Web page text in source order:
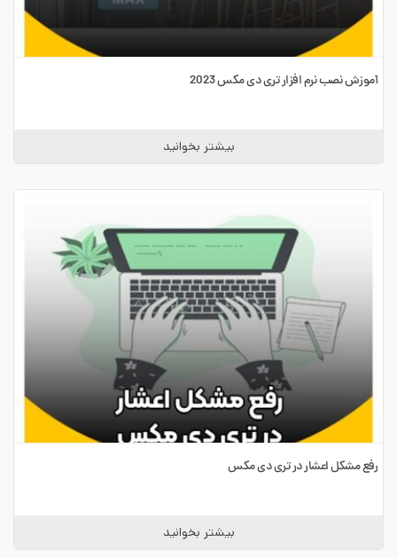
آموزش نصب نرم افزار تری دی مکس 2023
بیشتر بخوانید
رفع مشکل اعشار در تری دی مکس
بیشتر بخوانید